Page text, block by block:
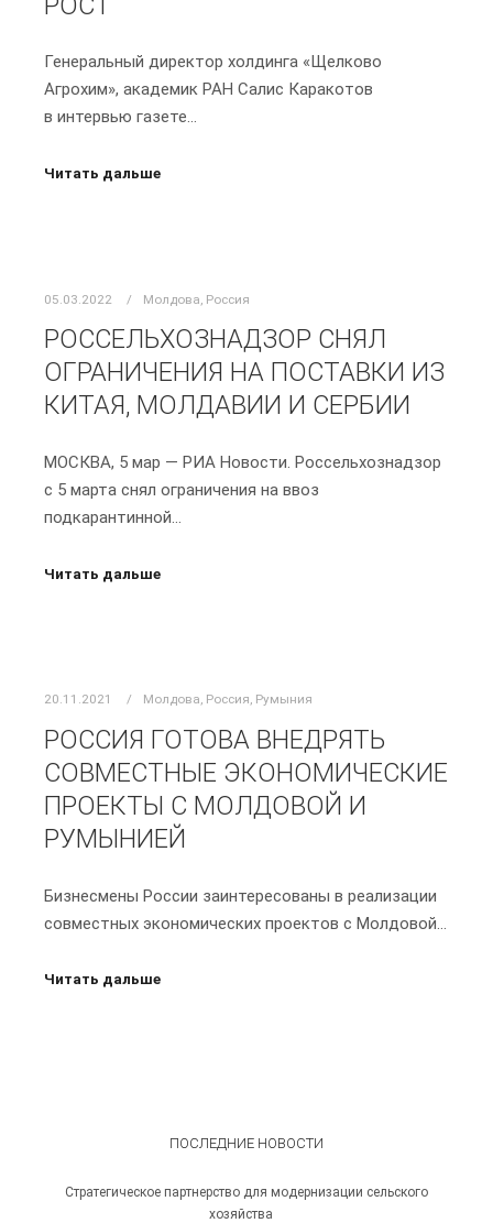
Генеральный директор холдинга «Щелково
Агрохим», академик РАН Салис Каракотов
в интервью газете…
Читать дальше
05.03.2022 Молдова Россия
РОССЕЛЬХОЗНАДЗОР СНЯЛ
ОГРАНИЧЕНИЯ НА ПОСТАВКИ ИЗ
КИТАЯ, МОЛДАВИИ И СЕРБИИ
МОСКВА, 5 мар — РИА Новости. Россельхознадзор
с 5 марта снял ограничения на ввоз
подкарантинной…
Читать дальше
20.11.2021 Молдова, Россия, Румыния
РОССИЯ ГОТОВА ВНЕДРЯТЬ
СОВМЕСТНЫЕ ЭКОНОМИЧЕСКИЕ
ПРОЕКТЫ С МОЛДОВОЙ И
РУМЫНИЕЙ
Бизнесмены России заинтересованы в реализации
совместных экономических проектов с Молдовой…
Читать дальше
ПОСЛЕДНИЕ НОВОСТИ
Стратегическое партнерство для модернизации сельского
хозяйства